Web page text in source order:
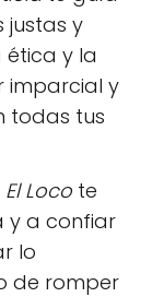
justas y
y la
imparcial y
todas tus
El Loco te
y a confiar
lo
de romper